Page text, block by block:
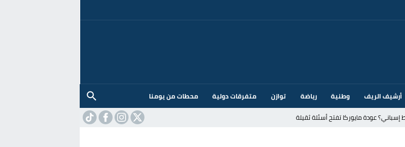
أرشيف الريف وطنية رياضة توازن متفرقات دولية
محطات من يومنا
عودة مايوركا تفتح أسئلة ثقيلة
في الميركاتو الصيفي